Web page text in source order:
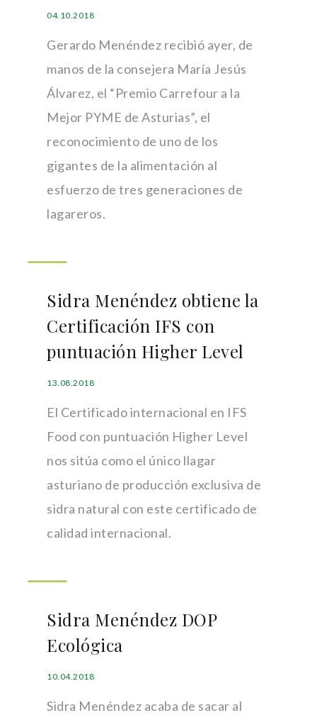
04.10.2018
Gerardo Menéndez recibió ayer, de
manos de la consejera María Jesús
Álvarez, el “Premio Carrefour a la
Mejor PYME de Asturias”, el
reconocimiento de uno de los
gigantes de la alimentación al
esfuerzo de tres generaciones de
lagareros.
Sidra Menéndez obtiene la
Certificación IFS con
puntuación Higher Level
13.08.2018
El Certificado internacional en IFS
Food con puntuación Higher Level
nos sitúa como el único llagar
asturiano de producción exclusiva de
sidra natural con este certificado de
calidad internacional.
Sidra Menéndez DOP
Ecológica
10.04.2018
Sidra Menéndez acaba de sacar al